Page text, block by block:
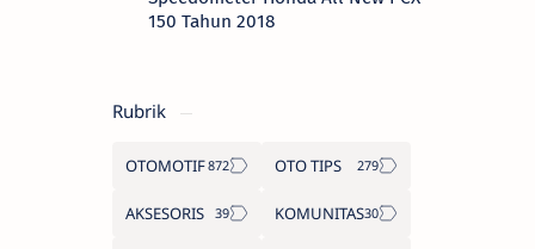
150 Tahun 2018
Rubrik
OTOMOTIF OTO TIPS
AKSESORIS KOMUNITAS